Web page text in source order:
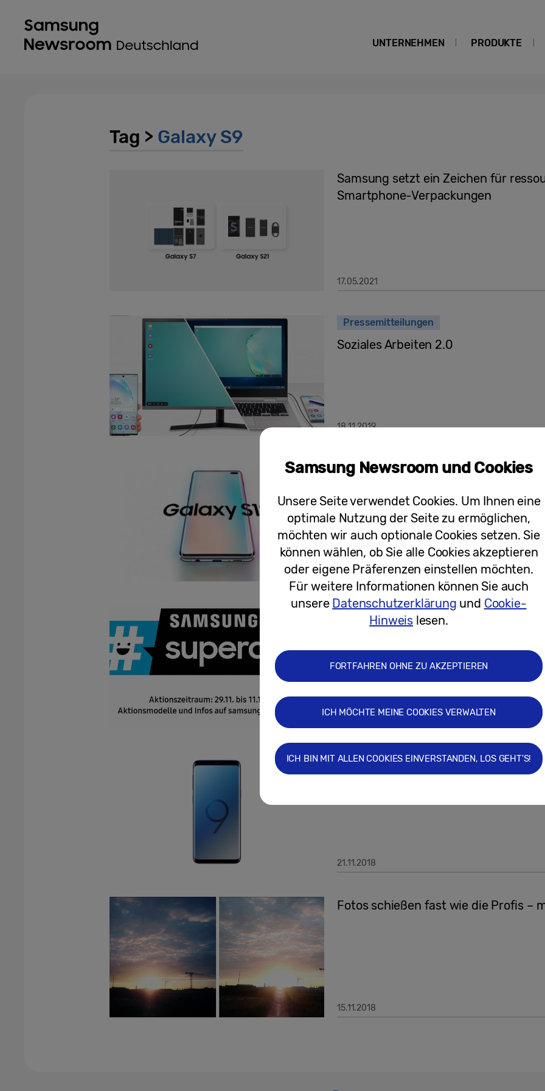
UNTERNEHMEN PRODUKTE
Tag > Galaxy S9
Samsung setzt ein Zeichen für
Smartphone-Verpackungen
17.05.2021
Pressemitteilungen
Soziales Arbeiten 2.0
18.11.2019
Pressemitteilungen
Stiftung Warentest kürt Galaxy S10+
08.05.2019
Pressemitteilungen
Samsung #superdeals versüßen
27.11.2018
Pressemitteilungen
Galaxy S9 | S9+ ab Anfang
21.11.2018
Fotos schießen fast wie die Profis –
15.11.2018
Samsung Newsroom und Cookies
Unsere Seite verwendet Cookies. Um Ihnen eine
optimale Nutzung der Seite zu ermöglichen,
möchten wir auch optionale Cookies setzen. Sie
können wählen, ob Sie alle Cookies akzeptieren
oder eigene Präferenzen einstellen möchten.
Für weitere Informationen können Sie auch
unsere Datenschutzerklärung und Cookie-
Hinweis lesen.
FORTFAHREN OHNE ZU AKZEPTIEREN
ICH MÖCHTE MEINE COOKIES VERWALTEN
ICH BIN MIT ALLEN COOKIES EINVERSTANDEN, LOS GEHT'S!